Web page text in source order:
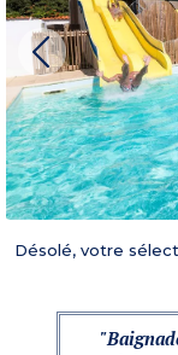
Désolé, votre